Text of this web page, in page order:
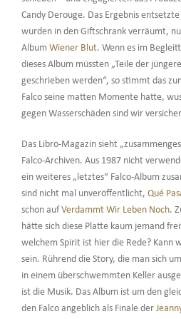
Candy Derouge. Das Ergebnis
wurden in den Giftschrank verräumt,
Album Wiener Blut. Wenn es im
dieses Album müssten „Teile der
geschrieben werden“, so stimmt das
Falco seine matten Momente hatte,
gegen Wasserschäden sind wir
Das Libro-Magazin sieht
Falco-Archiven. Aus 1987 nicht
ein weiteres „letztes“ Falco-Album
sind nicht mal unveröffentlicht, Qué
schon auf Verdammt Wir Leben Noch.
hätte sich diese Platte kaum jemand
welchem Spirit ist hier die Rede? Kann
sein. Rührend die Story, die man sich
in einem überschwemmten Keller
ist die Musik. Das Album ist um den
den Falco angeblich als Finale der